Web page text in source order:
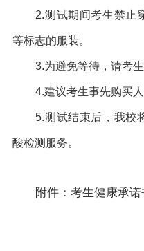
2.测试期间考生禁止
等标志的服装。
3.为避免等待，请考
4.建议考生事先购买
5.测试结束后，我校
酸检测服务。
附件：考生健康承